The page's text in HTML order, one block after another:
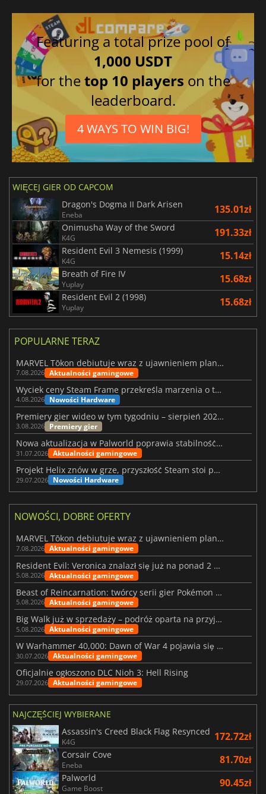
Featuring a total prize pool of
1,000 USDT
for thetop 10 players on the
leaderboard.
4 WAYS TO WIN BIG!
WIĘCEJ GIER OD CAPCOM
Dragon's Dogma II Dark Arisen
Eneba 135.01zł
Onimusha Way of the Sword
K4G 191.33zł
Resident Evil 3 Nemesis (1999)
K4G 15.14zł
Breath of Fire IV
Yuplay 15.68zł
Resident Evil 2 (1998)
Yuplay 15.68zł
POPULARNE TERAZ
MARVEL Tōkon debiutuje wraz z ujawnieniem planu rozwoju na pierwszy rok
7.08.2026 Aktualności gamingowe
Wyciek ceny Steam Frame przekreśla marzenia o tanim zestawie VR
4.08.2026 Nowości Hardware
Premiery gier wideo w tym tygodniu – sierpień 2026 r. (32. tydzień)
3.08.2026 Premiery gier
Nowa aktualizacja w Palworld poprawia stabilność Sunreach i walk z bossami
31.07.2026 Aktualności gamingowe
Projekt Helix znów w grze, przyszłość Steam stoi pod znakiem zapytania
29.07.2026 Nowości Hardware
NOWOŚCI, DOBRE OFERTY
MARVEL Tōkon debiutuje wraz z ujawnieniem planu rozwoju na pierwszy rok
7.08.2026 Aktualności gamingowe
Resident Evil: Veronica znalazł się już na ponad 2 milionach list życzeń
5.08.2026 Aktualności gamingowe
Beast of Reincarnation: twórcy serii gier Pokémon wkraczają na nową ścieżkę
5.08.2026 Aktualności gamingowe
Big Walk już w sprzedaży – podróż oparta na przyjaźni
5.08.2026 Aktualności gamingowe
W Warhammer 40,000: Dawn of War 4 pojawia się frakcja Nekronów
30.07.2026 Aktualności gamingowe
Oficjalnie ogłoszono DLC Nioh 3: Hell Rising
29.07.2026 Aktualności gamingowe
NAJCZĘŚCIEJ WYBIERANE
Assassin's Creed Black Flag Resynced
K4G 172.72zł
Corsair Cove
Eneba 81.70zł
Palworld
Game Boost 90.45zł